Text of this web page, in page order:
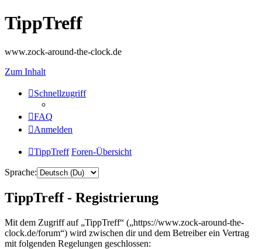
TippTreff
www.zock-around-the-clock.de
Zum Inhalt
Schnellzugriff
FAQ
Anmelden
TippTreff Foren-Übersicht
Sprache:
TippTreff - Registrierung
Mit dem Zugriff auf „TippTreff“ („https://www.zock-around-the-
clock.de/forum“) wird zwischen dir und dem Betreiber ein Vertrag
mit folgenden Regelungen geschlossen: